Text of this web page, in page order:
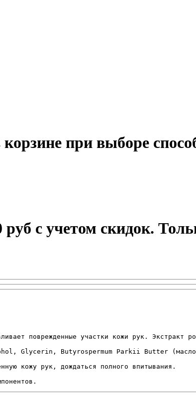
при выборе
с учетом скидок.
поврежденные участки кожи рук.
Glycerin, Butyrospermum Parkii Butter
кожу рук, дождаться полного впитывания.